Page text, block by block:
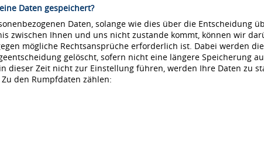
Daten gespeichert?
Daten, solange wie dies über die Entscheidung
zwischen Ihnen und uns nicht zustande kommt, können wir
mögliche Rechtsansprüche erforderlich ist. Dabei werden
gelöscht, sofern nicht eine längere Speicherung
dieser Zeit nicht zur Einstellung führen, werden Ihre Daten zu
den Rumpfdaten zählen: